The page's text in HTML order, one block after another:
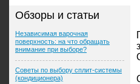
Обзоры и статьи
Независимая варочная
поверхность: на что обращать
внимание при выборе?
Советы по выбору сплит-системы
(кондиционера)